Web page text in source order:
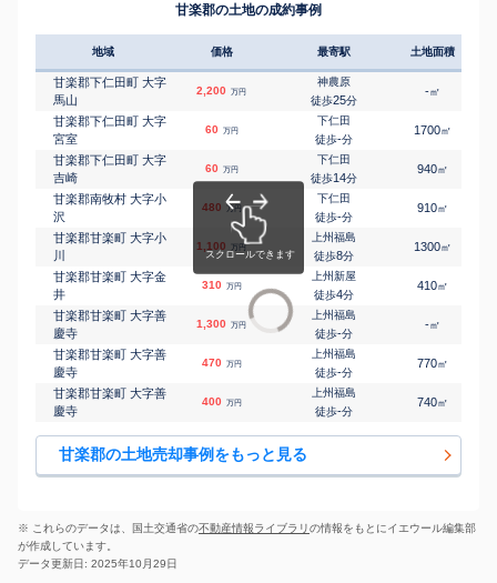
甘楽郡の土地の成約事例
地域 価格 最寄駅 土地面積
甘楽郡下仁田町 大字
馬山
2,200 万円
神農原
徒歩25分
-㎡
甘楽郡下仁田町 大字
宮室
60 万円
下仁田
徒歩-分
1700㎡
甘楽郡下仁田町 大字
吉崎
60 万円
下仁田
徒歩14分
940㎡
甘楽郡南牧村 大字小
沢
480 万円
下仁田
徒歩-分
910㎡
甘楽郡甘楽町 大字小
川
1,100 万円
上州福島
徒歩8分
1300㎡
甘楽郡甘楽町 大字金
井
310 万円
上州新屋
徒歩4分
410㎡
甘楽郡甘楽町 大字善
慶寺
1,300 万円
上州福島
徒歩-分
-㎡
甘楽郡甘楽町 大字善
慶寺
470 万円
上州福島
徒歩-分
770㎡
甘楽郡甘楽町 大字善
慶寺
400 万円
上州福島
徒歩-分
740㎡
甘楽郡の土地売却事例をもっと見る
※ これらのデータは、国土交通省の不動産情報ライブラリの情報をもとにイエウール編集部
が作成しています。
データ更新日: 2025年10月29日